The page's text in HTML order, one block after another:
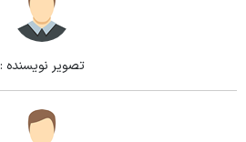
تصویر نویسنده :